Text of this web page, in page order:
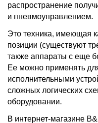
распространение
и пневмоуправлением.
Это техника, имеющая
позиции (существуют
также аппараты с еще
Ее можно применять
исполнительными
сложных логических
оборудовании.
В интернет-магазине